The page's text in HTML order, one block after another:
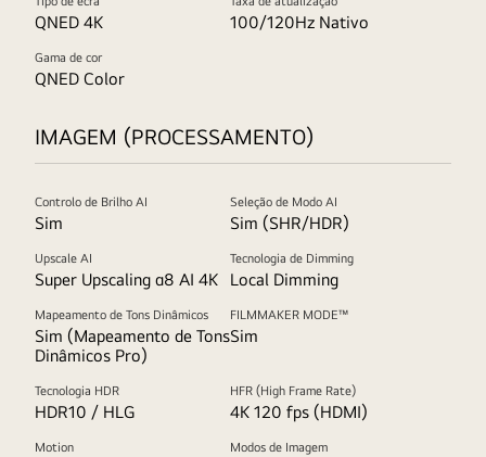
QNED 4K 100/120Hz Nativo
Gama de cor
QNED Color
IMAGEM (PROCESSAMENTO)
Controlo de Brilho AI
Sim
Seleção de Modo AI
Sim (SHR/HDR)
Upscale AI
Super Upscaling α8 AI 4K
Tecnologia de Dimming
Local Dimming
Mapeamento de Tons Dinâmicos
Sim (Mapeamento de Tons
Dinâmicos Pro)
FILMMAKER MODE™
Sim
Tecnologia HDR
HDR10 / HLG
HFR (High Frame Rate)
4K 120 fps (HDMI)
Motion Modos de Imagem